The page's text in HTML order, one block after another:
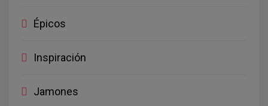
Épicos
Inspiración
Jamones